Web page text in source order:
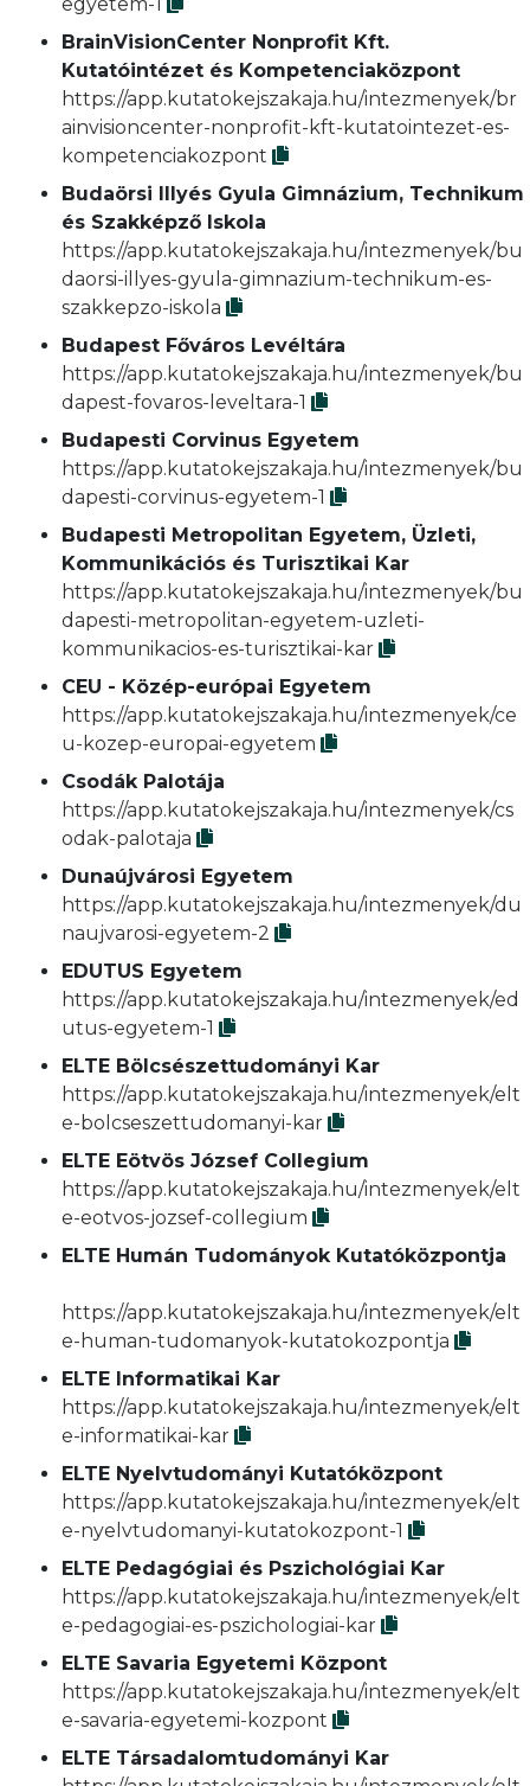
BrainVisionCenter Nonprofit Kft.
Kutatóintézet és Kompetenciaközpont
https://app.kutatokejszakaja.hu/intezmenyek/br
ainvisioncenter-nonprofit-kft-kutatointezet-es-
kompetenciakozpont
Budaörsi Illyés Gyula Gimnázium, Technikum
és Szakképző Iskola
https://app.kutatokejszakaja.hu/intezmenyek/bu
daorsi-illyes-gyula-gimnazium-technikum-es-
szakkepzo-iskola
Budapest Főváros Levéltára
https://app.kutatokejszakaja.hu/intezmenyek/bu
dapest-fovaros-leveltara-1
Budapesti Corvinus Egyetem
https://app.kutatokejszakaja.hu/intezmenyek/bu
dapesti-corvinus-egyetem-1
Budapesti Metropolitan Egyetem, Üzleti,
Kommunikációs és Turisztikai Kar
https://app.kutatokejszakaja.hu/intezmenyek/bu
dapesti-metropolitan-egyetem-uzleti-
kommunikacios-es-turisztikai-kar
CEU - Közép-európai Egyetem
https://app.kutatokejszakaja.hu/intezmenyek/ce
u-kozep-europai-egyetem
Csodák Palotája
https://app.kutatokejszakaja.hu/intezmenyek/cs
odak-palotaja
Dunaújvárosi Egyetem
https://app.kutatokejszakaja.hu/intezmenyek/du
naujvarosi-egyetem-2
EDUTUS Egyetem
https://app.kutatokejszakaja.hu/intezmenyek/ed
utus-egyetem-1
ELTE Bölcsészettudományi Kar
https://app.kutatokejszakaja.hu/intezmenyek/elt
e-bolcseszettudomanyi-kar
ELTE Eötvös József Collegium
https://app.kutatokejszakaja.hu/intezmenyek/elt
e-eotvos-jozsef-collegium
ELTE Humán Tudományok Kutatóközpontja
https://app.kutatokejszakaja.hu/intezmenyek/elt
e-human-tudomanyok-kutatokozpontja
ELTE Informatikai Kar
https://app.kutatokejszakaja.hu/intezmenyek/elt
e-informatikai-kar
ELTE Nyelvtudományi Kutatóközpont
https://app.kutatokejszakaja.hu/intezmenyek/elt
e-nyelvtudomanyi-kutatokozpont-1
ELTE Pedagógiai és Pszichológiai Kar
https://app.kutatokejszakaja.hu/intezmenyek/elt
e-pedagogiai-es-pszichologiai-kar
ELTE Savaria Egyetemi Központ
https://app.kutatokejszakaja.hu/intezmenyek/elt
e-savaria-egyetemi-kozpont
ELTE Társadalomtudományi Kar